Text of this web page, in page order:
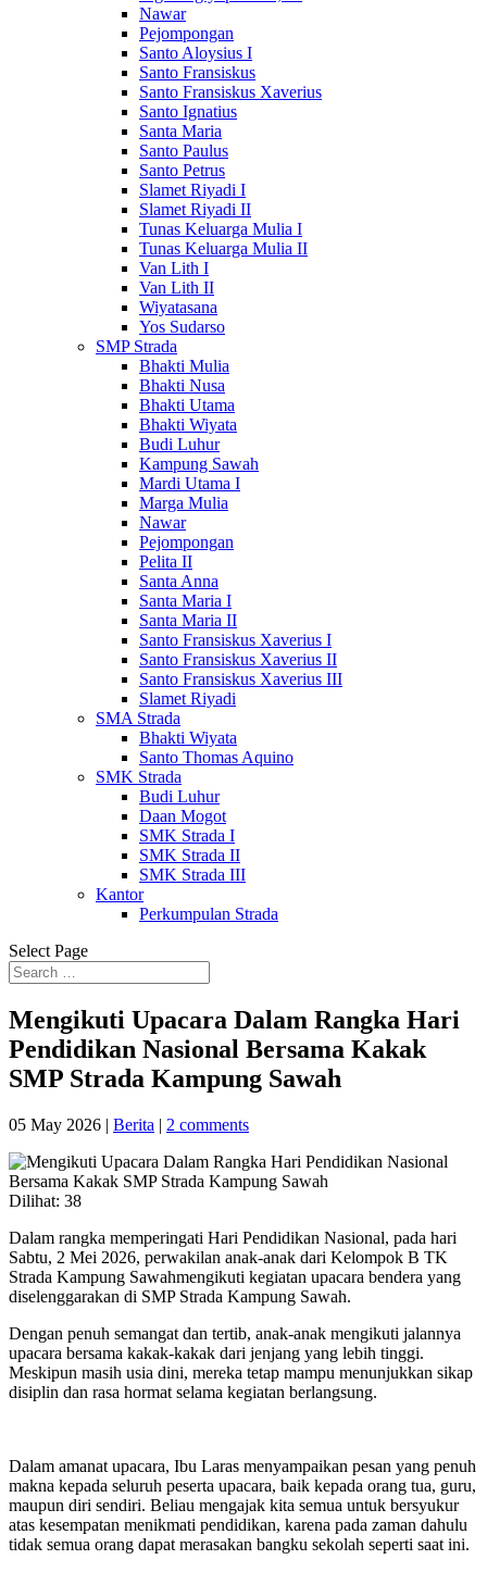
Nawar
Pejompongan
Santo Aloysius I
Santo Fransiskus
Santo Fransiskus Xaverius
Santo Ignatius
Santa Maria
Santo Paulus
Santo Petrus
Slamet Riyadi I
Slamet Riyadi II
Tunas Keluarga Mulia I
Tunas Keluarga Mulia II
Van Lith I
Van Lith II
Wiyatasana
Yos Sudarso
SMP Strada
Bhakti Mulia
Bhakti Nusa
Bhakti Utama
Bhakti Wiyata
Budi Luhur
Kampung Sawah
Mardi Utama I
Marga Mulia
Nawar
Pejompongan
Pelita II
Santa Anna
Santa Maria I
Santa Maria II
Santo Fransiskus Xaverius I
Santo Fransiskus Xaverius II
Santo Fransiskus Xaverius III
Slamet Riyadi
SMA Strada
Bhakti Wiyata
Santo Thomas Aquino
SMK Strada
Budi Luhur
Daan Mogot
SMK Strada I
SMK Strada II
SMK Strada III
Kantor
Perkumpulan Strada
Select Page
Mengikuti Upacara Dalam Rangka Hari
Pendidikan Nasional Bersama Kakak
SMP Strada Kampung Sawah
05 May 2026 | Berita | 2 comments
Dilihat: 38
Dalam rangka memperingati Hari Pendidikan Nasional, pada hari
Sabtu, 2 Mei 2026, perwakilan anak-anak dari Kelompok B TK
Strada Kampung Sawahmengikuti kegiatan upacara bendera yang
diselenggarakan di SMP Strada Kampung Sawah.
Dengan penuh semangat dan tertib, anak-anak mengikuti jalannya
upacara bersama kakak-kakak dari jenjang yang lebih tinggi.
Meskipun masih usia dini, mereka tetap mampu menunjukkan sikap
disiplin dan rasa hormat selama kegiatan berlangsung.
Dalam amanat upacara, Ibu Laras menyampaikan pesan yang penuh
makna kepada seluruh peserta upacara, baik kepada orang tua, guru,
maupun diri sendiri. Beliau mengajak kita semua untuk bersyukur
atas kesempatan menikmati pendidikan, karena pada zaman dahulu
tidak semua orang dapat merasakan bangku sekolah seperti saat ini.